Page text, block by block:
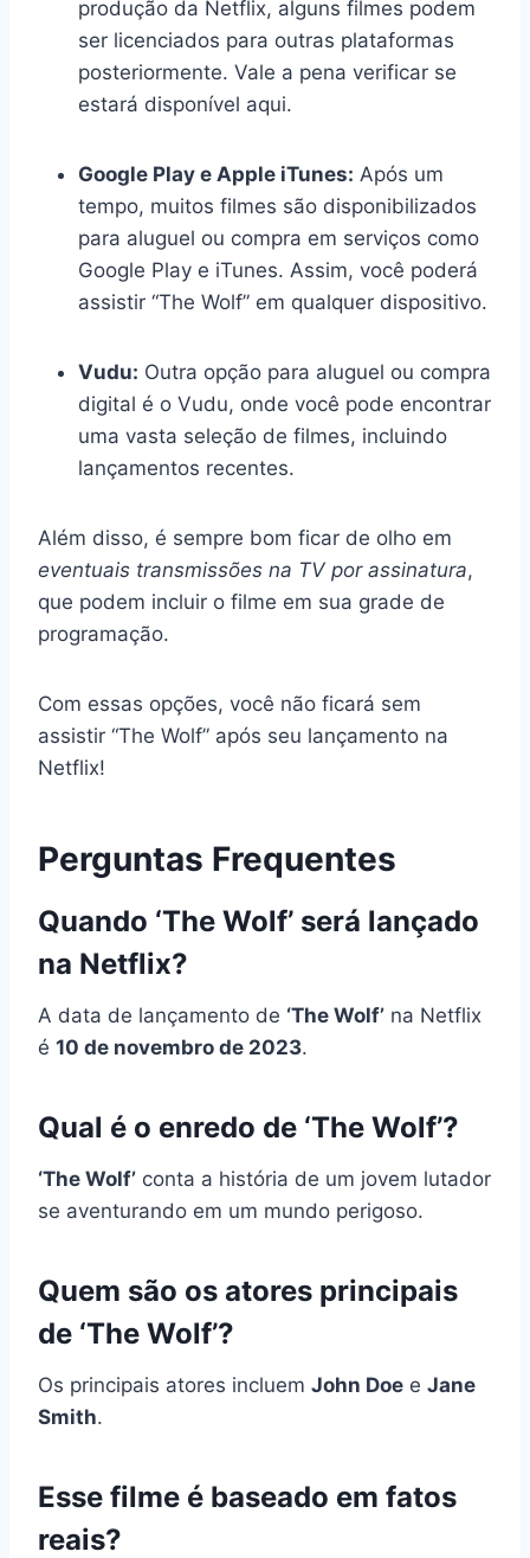
produção da Netflix, alguns filmes podem
ser licenciados para outras plataformas
posteriormente. Vale a pena verificar se
estará disponível aqui.
Google Play e Apple iTunes: Após um
tempo, muitos filmes são disponibilizados
para aluguel ou compra em serviços como
Google Play e iTunes. Assim, você poderá
assistir “The Wolf” em qualquer dispositivo.
Vudu: Outra opção para aluguel ou compra
digital é o Vudu, onde você pode encontrar
uma vasta seleção de filmes, incluindo
lançamentos recentes.
Além disso, é sempre bom ficar de olho em
eventuais transmissões na TV por assinatura,
que podem incluir o filme em sua grade de
programação.
Com essas opções, você não ficará sem
assistir “The Wolf” após seu lançamento na
Netflix!
Perguntas Frequentes
Quando ‘The Wolf’ será lançado
na Netflix?
A data de lançamento de ‘The Wolf’ na Netflix
é 10 de novembro de 2023.
Qual é o enredo de ‘The Wolf’?
‘The Wolf’ conta a história de um jovem lutador
se aventurando em um mundo perigoso.
Quem são os atores principais
de ‘The Wolf’?
Os principais atores incluem John Doe e Jane
Smith.
Esse filme é baseado em fatos
reais?